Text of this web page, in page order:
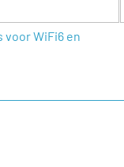
WiFi6 en